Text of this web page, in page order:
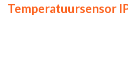
Temperatuursensor